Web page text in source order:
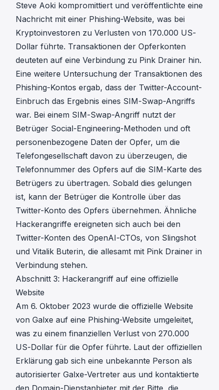
Steve Aoki kompromittiert und veröffentlichte eine
Nachricht mit einer Phishing-Website, was bei
Kryptoinvestoren zu Verlusten von 170.000 US-
Dollar führte. Transaktionen der Opferkonten
deuteten auf eine Verbindung zu Pink Drainer hin.
Eine weitere Untersuchung der Transaktionen des
Phishing-Kontos ergab, dass der Twitter-Account-
Einbruch das Ergebnis eines SIM-Swap-Angriffs
war. Bei einem SIM-Swap-Angriff nutzt der
Betrüger Social-Engineering-Methoden und oft
personenbezogene Daten der Opfer, um die
Telefongesellschaft davon zu überzeugen, die
Telefonnummer des Opfers auf die SIM-Karte des
Betrügers zu übertragen. Sobald dies gelungen
ist, kann der Betrüger die Kontrolle über das
Twitter-Konto des Opfers übernehmen. Ähnliche
Hackerangriffe ereigneten sich auch bei den
Twitter-Konten des OpenAI-CTOs, von Slingshot
und Vitalik Buterin, die allesamt mit Pink Drainer in
Verbindung stehen.
Abschnitt 3: Hackerangriff auf eine offizielle
Website
Am 6. Oktober 2023 wurde die offizielle Website
von Galxe auf eine Phishing-Website umgeleitet,
was zu einem finanziellen Verlust von 270.000
US-Dollar für die Opfer führte. Laut der offiziellen
Erklärung gab sich eine unbekannte Person als
autorisierter Galxe-Vertreter aus und kontaktierte
den Domain-Dienstanbieter mit der Bitte, die